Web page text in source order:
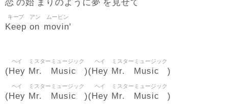
恋 の始 まりのように夢 を 見せて
Keep
キープ
on
アン
movin'
ムービン
( Hey
ヘイ
Mr.
ミスター
Music
ミュージック
)( Hey
ヘイ
Mr.
ミスター
Music
ミュージック
)
(Hey
ヘイ
Mr.
ミスター
Music
ミュージック
)(Hey
ヘイ
Mr.
ミスター
Music
ミュージック
)